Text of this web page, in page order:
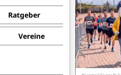
Ratgeber
Vereine